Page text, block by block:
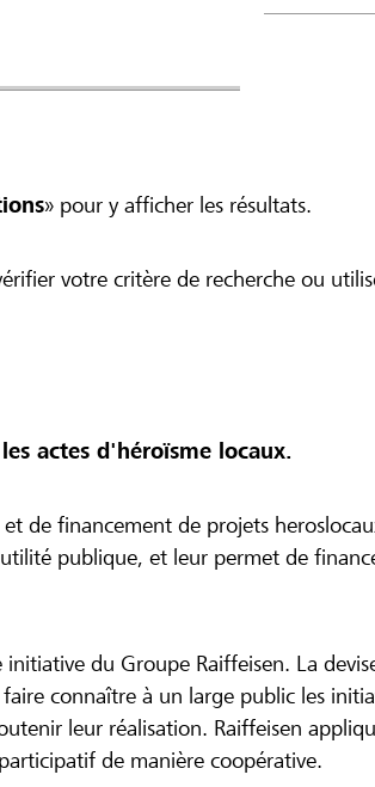
» pour y afficher les résultats.
votre critère de recherche ou
actes d'héroïsme locaux.
de financement de projets
publique, et leur permet de
initiative du Groupe Raiffeisen. La
connaître à un large public les
leur réalisation. Raiffeisen
de manière coopérative.